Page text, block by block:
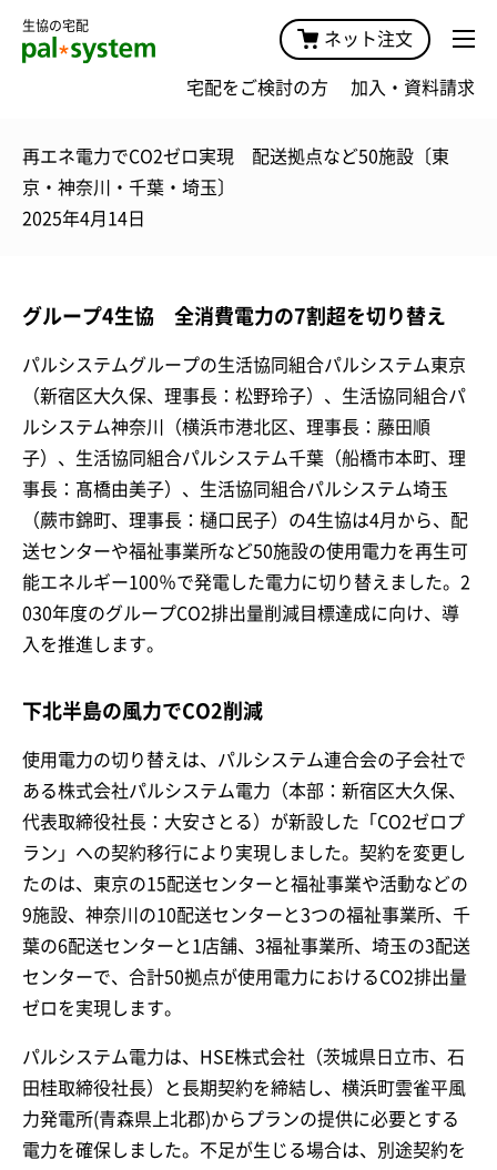
生協の宅配
ネット注文
宅配をご検討の方 加入・資料請求
再エネ電力でCO2ゼロ実現 配送拠点など50施設〔東
京・神奈川・千葉・埼玉〕
2025年4月14日
グループ4生協 全消費電力の7割超を切り替え
パルシステムグループの生活協同組合パルシステム東京
（新宿区大久保、理事長：松野玲子）、生活協同組合パ
ルシステム神奈川（横浜市港北区、理事長：藤田順
子）、生活協同組合パルシステム千葉（船橋市本町、理
事長：髙橋由美子）、生活協同組合パルシステム埼玉
（蕨市錦町、理事長：樋口民子）の4生協は4月から、配
送センターや福祉事業所など50施設の使用電力を再生可
能エネルギー100％で発電した電力に切り替えました。2
030年度のグループCO2排出量削減目標達成に向け、導
入を推進します。
下北半島の風力でCO2削減
使用電力の切り替えは、パルシステム連合会の子会社で
ある株式会社パルシステム電力（本部：新宿区大久保、
代表取締役社長：大安さとる）が新設した「CO2ゼロプ
ラン」への契約移行により実現しました。契約を変更し
たのは、東京の15配送センターと福祉事業や活動などの
9施設、神奈川の10配送センターと3つの福祉事業所、千
葉の6配送センターと1店舗、3福祉事業所、埼玉の3配送
センターで、合計50拠点が使用電力におけるCO2排出量
ゼロを実現します。
パルシステム電力は、HSE株式会社（茨城県日立市、石
田桂取締役社長）と長期契約を締結し、横浜町雲雀平風
力発電所(青森県上北郡)からプランの提供に必要とする
電力を確保しました。不足が生じる場合は、別途契約を